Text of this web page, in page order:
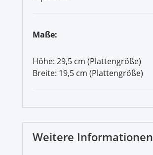
Maße:
Höhe: 29,5 cm (Plattengröße)
Breite: 19,5 cm (Plattengröße)
Weitere Informationen